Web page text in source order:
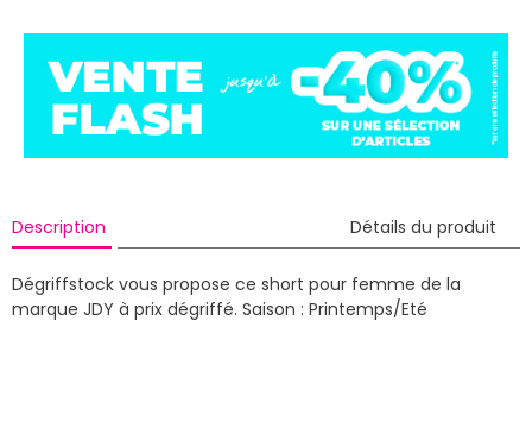
Description Détails du produit
Dégriffstock vous propose ce short pour femme de la
marque JDY à prix dégriffé. Saison : Printemps/Eté